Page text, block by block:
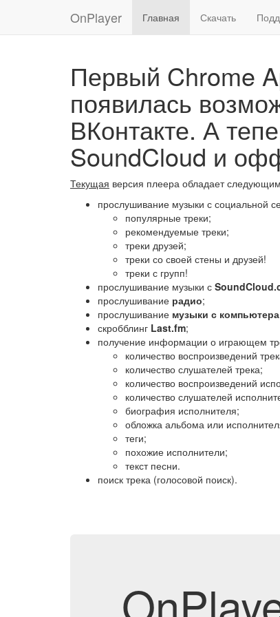
OnPlayer Главная Скачать
Первый Chrome
появилась
ВКонтакте. А
SoundCloud и
Текущая версия плеера обладает
прослушивание музыки с социальной
популярные треки;
рекомендуемые треки;
треки друзей;
треки со своей стены и друзей!
треки с групп!
прослушивание музыки с
прослушивание радио;
прослушивание музыки с компьютера
скробблинг Last.fm;
получение информации о играющем
количество воспроизведений
количество слушателей трека;
количество воспроизведений
количество слушателей
биография исполнителя;
обложка альбома или
теги;
похожие исполнители;
текст песни.
поиск трека (голосовой поиск).